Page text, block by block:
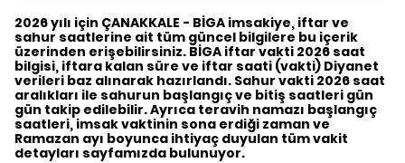
2026 yılı için ÇANAKKALE - BİGA imsakiye, iftar ve
sahur saatlerine ait tüm güncel bilgilere bu içerik
üzerinden erişebilirsiniz. BİGA iftar vakti 2026 saat
bilgisi, iftara kalan süre ve iftar saati (vakti) Diyanet
verileri baz alınarak hazırlandı. Sahur vakti 2026 saat
aralıkları ile sahurun başlangıç ve bitiş saatleri gün
gün takip edilebilir. Ayrıca teravih namazı başlangıç
saatleri, imsak vaktinin sona erdiği zaman ve
Ramazan ayı boyunca ihtiyaç duyulan tüm vakit
detayları sayfamızda bulunuyor.